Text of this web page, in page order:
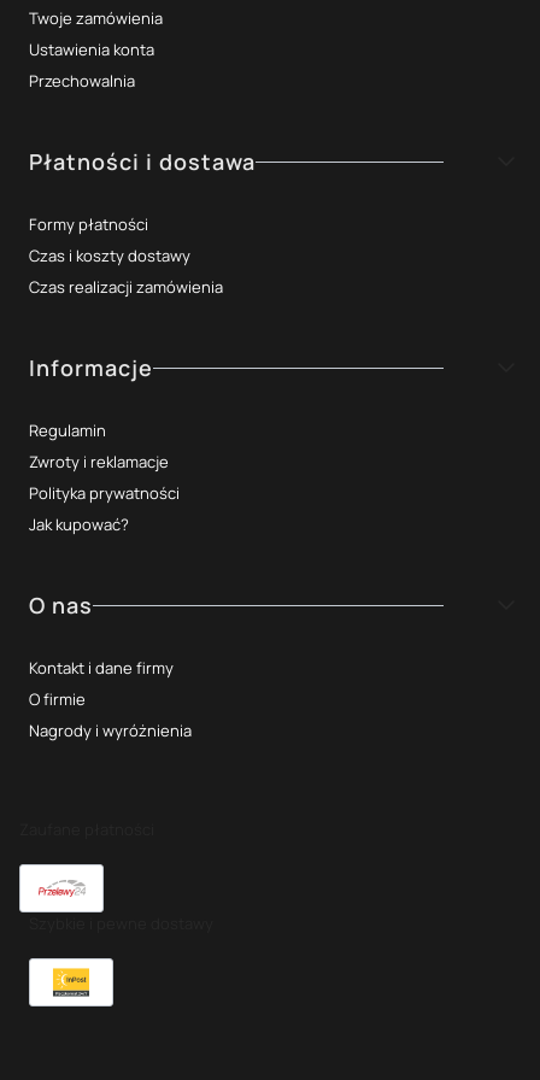
Twoje zamówienia
Ustawienia konta
Przechowalnia
Płatności i dostawa
Formy płatności
Czas i koszty dostawy
Czas realizacji zamówienia
Informacje
Regulamin
Zwroty i reklamacje
Polityka prywatności
Jak kupować?
O nas
Kontakt i dane firmy
O firmie
Nagrody i wyróżnienia